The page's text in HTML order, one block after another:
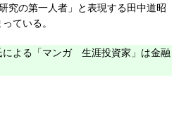
究の第一人者」と表現する田中道昭
ている。
による「マンガ 生涯投資家」は金融